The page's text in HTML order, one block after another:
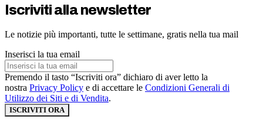
Iscriviti alla newsletter
Le notizie più importanti, tutte le settimane, gratis nella tua mail
Inserisci la tua email
Premendo il tasto “Iscriviti ora” dichiaro di aver letto la
nostra Privacy Policy e di accettare le Condizioni Generali di
Utilizzo dei Siti e di Vendita.
ISCRIVITI ORA